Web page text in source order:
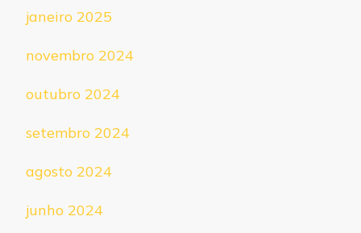
janeiro 2025
novembro 2024
outubro 2024
setembro 2024
agosto 2024
junho 2024